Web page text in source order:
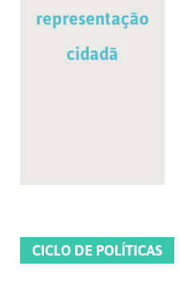
representação
cidadã
CICLO DE POLÍTICAS